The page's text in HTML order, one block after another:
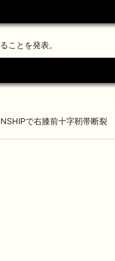
ことを発表。
で右膝前十字靭帯断裂